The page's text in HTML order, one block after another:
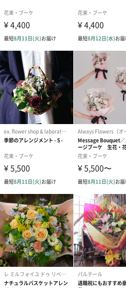
クリスタルを使用した
アルファベットの場合
～4文字、平仮名・カ